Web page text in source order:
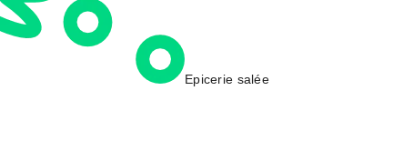
Epicerie salée